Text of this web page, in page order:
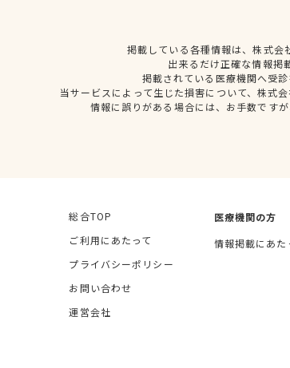
掲載している各種情報は、株式会
出来るだけ正確な情報掲
掲載されている医療機関へ受
当サービスによって生じた損害について、株式
情報に誤りがある場合には、お手数です
総合TOP
ご利用にあたって
プライバシーポリシー
お問い合わせ
運営会社
医療機関の方
情報掲載にあた